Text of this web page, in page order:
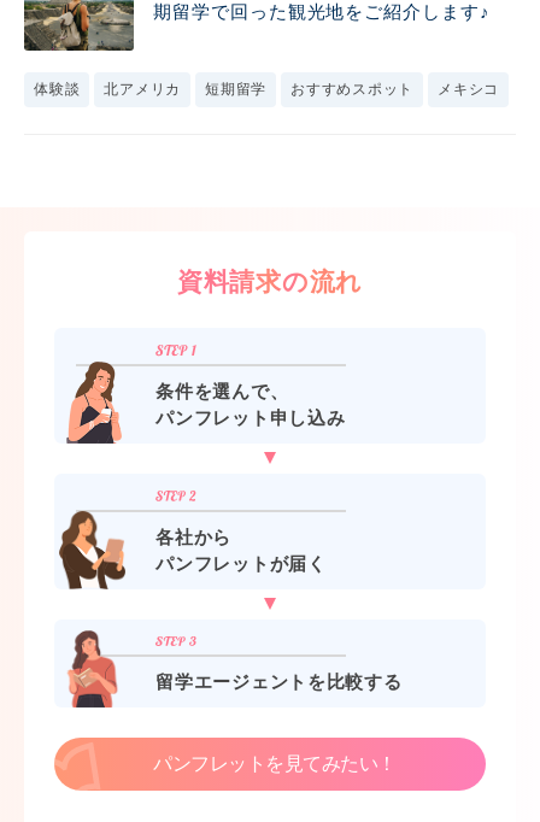
期留学で回った観光地をご紹介します♪
体験談 北アメリカ 短期留学 おすすめスポット メキシコ
資料請求の流れ
条件を選んで、
パンフレット申し込み
各社から
パンフレットが届く
留学エージェントを比較する
パンフレットを見てみたい！